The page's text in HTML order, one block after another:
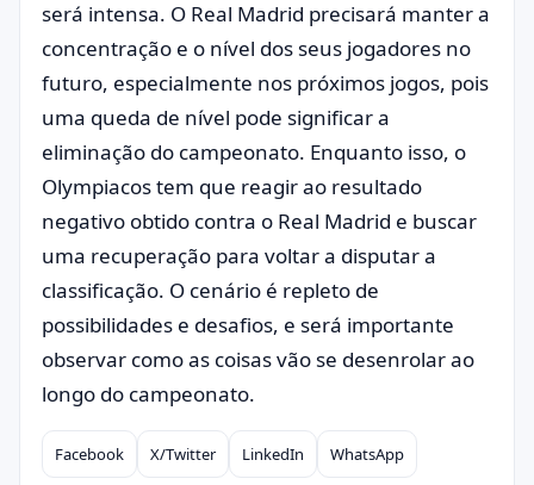
será intensa. O Real Madrid precisará manter a
concentração e o nível dos seus jogadores no
futuro, especialmente nos próximos jogos, pois
uma queda de nível pode significar a
eliminação do campeonato. Enquanto isso, o
Olympiacos tem que reagir ao resultado
negativo obtido contra o Real Madrid e buscar
uma recuperação para voltar a disputar a
classificação. O cenário é repleto de
possibilidades e desafios, e será importante
observar como as coisas vão se desenrolar ao
longo do campeonato.
Compartilhar
Facebook X/Twitter LinkedIn WhatsApp